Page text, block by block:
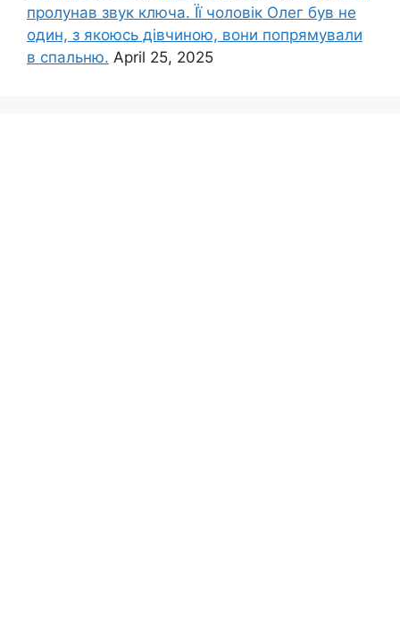
пролунав звук ключа. Її чоловік Олег був не
один, з якоюсь дівчиною, вони попрямували
в спальню. April 25, 2025